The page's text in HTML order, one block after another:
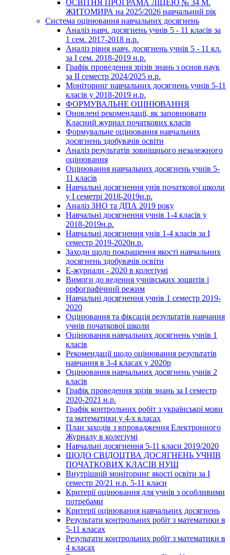
ОСВІТНЯ ПРОГРАМА ЛІЦЕЮ № 34 М.
ЖИТОМИРА на 2025/2026 навчальний рік
Система оцінювання навчальних досягнень
Аналіз навч. досягнень учнів 5 - 11 класів за
1 сем. 2017-2018 н.р.
Аналіз рівня навч. досягнень учнів 5 - 11 кл.
за І сем. 2018-2019 н.р.
Графік проведення зрізів знань з основ наук
за ІІ семестр 2024/2025 н.р.
Моніторинг навчальних досягнень учнів 5-11
класів у 2018-2019 н.р.
ФОРМУВАЛЬНЕ ОЦІНЮВАННЯ
Оновлені рекомендації, як заповнювати
Класний журнал початкових класів
Формувальне оцінювання навчальних
досягнень здобувачів освіти
Аналіз результатів зовнішнього незалежного
оцінювання
Оцінювання навчальних досягнень учнів 5-
11 класів
Навчальні досягнення унів початкової щколи
у І семетрі 2018-2019н.р.
Аналіз ЗНО та ДПА 2019 року
Навчальні досягнення учнів 1-4 класів у
2018-2019н.р.
Навчальні досягнення унів 1-4 класів за І
семестр 2019-2020н.р.
Заходи щодо покращення якості навчальних
досягнень здобувачів освіти
Е-журнали - 2020 в колегіумі
Вимоги до ведення учнівських зошитів і
орфографічний режим
Навчальні досягнення учнів 1 семестр 2019-
2020
Оцінювання та фіксація результатів навчання
учнів початкової школи
Оцінювання навчальних досягнень учнів 1
класів
Рекомендації щодо оцінювання результатів
навчання в 3-4 класах у 2020р
Оцінювання навчальних досягнень учнів 2
класів
Графік проведення зрізів знань за І семестр
2020-2021 н.р.
Графік контрольних робіт з української мови
та математики у 4-х класах
План заходів з впровадження Електронного
Журналу в колегіумі
Навчальні досягнення 5-11 класи 2019/2020
ЩОДО СВІДОЦТВА ДОСЯГНЕНЬ УЧНІВ
ПОЧАТКОВИХ КЛАСІВ НУШ
Внутрішній моніторинг якості освіти за І
семестр 20/21 н.р. 5-11 класи
Критерії оцінювання для учнів з особливими
потребами
Критерії оцінювання навчальних досягнень
Результати контрольних робіт з математики в
5-11 класах
Результати контрольних робіт з математики в
4 класах